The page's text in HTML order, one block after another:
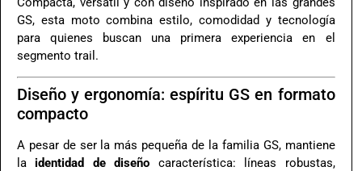
GS, esta moto combina estilo, comodidad y tecnología
para quienes buscan una primera experiencia en el
segmento trail.
Diseño y ergonomía: espíritu GS en formato
compacto
A pesar de ser la más pequeña de la familia GS, mantiene
la identidad de diseño característica: líneas robustas,